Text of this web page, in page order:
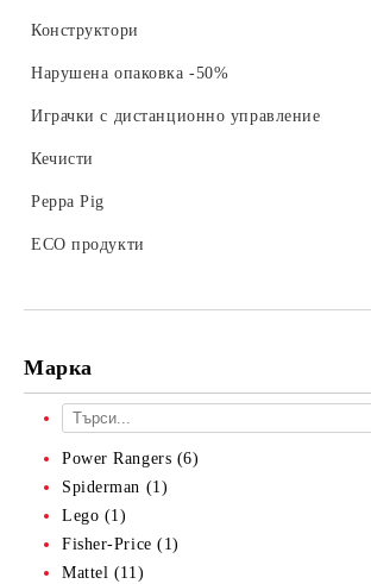
Конструктори
Нарушена опаковка -50%
Играчки с дистанционно управление
Кечисти
Peppa Pig
ECO продукти
Марка
Power Rangers (6)
Spiderman (1)
Lego (1)
Fisher-Price (1)
Mattel (11)